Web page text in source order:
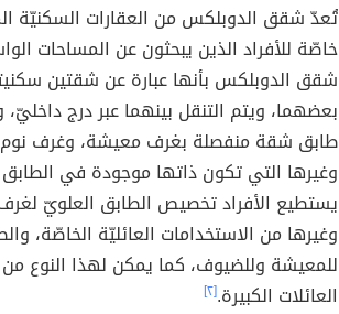
تُعدّ شقق الدوبلكس من العقارات السكنيّة
خاصّة للأفراد الذين يبحثون عن المساحات
شقق الدوبلكس بأنها عبارة عن شقتين
بعضهما، ويتم التنقل بينهما عبر درج داخليّ،
طابق شقة منفصلة بغرف معيشة، وغرف
وغيرها التي تكون ذاتها موجودة في الطابق
يستطيع الأفراد تخصيص الطابق العلويّ لغرف
وغيرها من الاستخدامات العائليّة الخاصّة،
للمعيشة وللضيوف، كما يمكن لهذا النوع
العائلات الكبيرة.[٢]